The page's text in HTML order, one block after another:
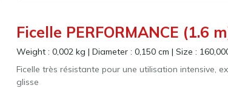
Ficelle PERFORMANCE (1.6
Weight : 0,002kg | Diameter : 0,150cm | Size :
Ficelle très résistante pour une utilisation intensive,
glisse